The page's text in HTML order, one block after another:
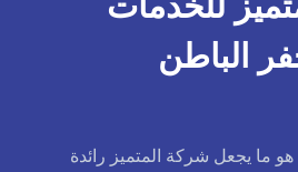
هو ما يجعل شركة المتميز رائدة